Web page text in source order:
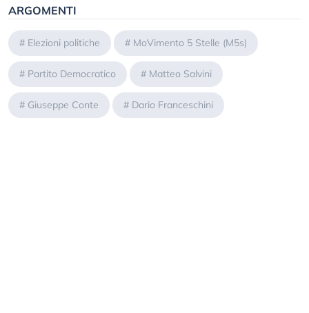
ARGOMENTI
# Elezioni politiche # MoVimento 5 Stelle (M5s)
# Partito Democratico # Matteo Salvini
# Giuseppe Conte # Dario Franceschini